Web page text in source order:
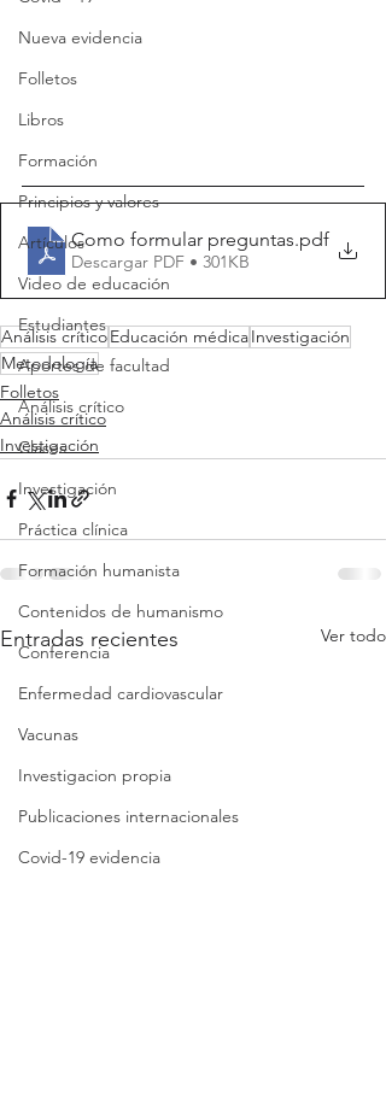
Nueva evidencia
Folletos
Libros
Formación
Principios y valores
Artículos
Video de educación
Estudiantes
Aportes de facultad
Análisis crítico
Clases
Investigación
Práctica clínica
Formación humanista
Contenidos de humanismo
Conferencia
Enfermedad cardiovascular
Vacunas
Investigacion propia
Publicaciones internacionales
Covid-19 evidencia
Como formular preguntas.pdf
Descargar PDF • 301KB
Análisis críticoEducación médicaInvestigación
Metodología
Folletos
Análisis crítico
Investigación
Entradas recientes Ver todo